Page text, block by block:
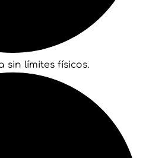
sin límites físicos.